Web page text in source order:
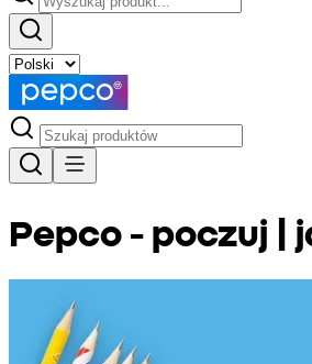
Pepco - poczuj |